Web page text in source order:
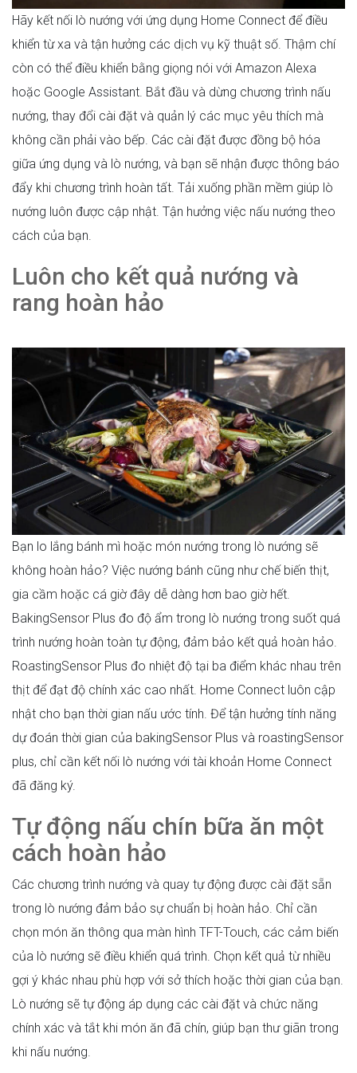
Hãy kết nối lò nướng với ứng dụng Home Connect để điều
khiển từ xa và tận hưởng các dịch vụ kỹ thuật số. Thậm chí
còn có thể điều khiển bằng giọng nói với Amazon Alexa
hoặc Google Assistant. Bắt đầu và dừng chương trình nấu
nướng, thay đổi cài đặt và quản lý các mục yêu thích mà
không cần phải vào bếp. Các cài đặt được đồng bộ hóa
giữa ứng dụng và lò nướng, và bạn sẽ nhận được thông báo
đẩy khi chương trình hoàn tất. Tải xuống phần mềm giúp lò
nướng luôn được cập nhật. Tận hưởng việc nấu nướng theo
cách của bạn.
Luôn cho kết quả nướng và
rang hoàn hảo
Bạn lo lắng bánh mì hoặc món nướng trong lò nướng sẽ
không hoàn hảo? Việc nướng bánh cũng như chế biến thịt,
gia cầm hoặc cá giờ đây dễ dàng hơn bao giờ hết.
BakingSensor Plus đo độ ẩm trong lò nướng trong suốt quá
trình nướng hoàn toàn tự động, đảm bảo kết quả hoàn hảo.
RoastingSensor Plus đo nhiệt độ tại ba điểm khác nhau trên
thịt để đạt độ chính xác cao nhất. Home Connect luôn cập
nhật cho bạn thời gian nấu ước tính. Để tận hưởng tính năng
dự đoán thời gian của bakingSensor Plus và roastingSensor
plus, chỉ cần kết nối lò nướng với tài khoản Home Connect
đã đăng ký.
Tự động nấu chín bữa ăn một
cách hoàn hảo
Các chương trình nướng và quay tự động được cài đặt sẵn
trong lò nướng đảm bảo sự chuẩn bị hoàn hảo. Chỉ cần
chọn món ăn thông qua màn hình TFT-Touch, các cảm biến
của lò nướng sẽ điều khiển quá trình. Chọn kết quả từ nhiều
gợi ý khác nhau phù hợp với sở thích hoặc thời gian của bạn.
Lò nướng sẽ tự động áp dụng các cài đặt và chức năng
chính xác và tắt khi món ăn đã chín, giúp bạn thư giãn trong
khi nấu nướng.